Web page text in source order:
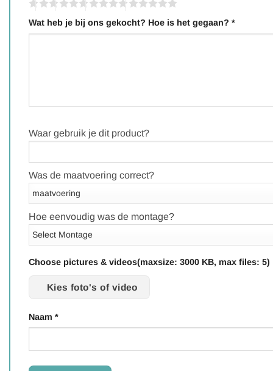
Wat heb je bij ons gekocht? Hoe is het gegaan? *
Waar gebruik je dit product?
Was de maatvoering correct?
Hoe eenvoudig was de montage?
Choose pictures & videos(maxsize: 3000 KB, max files: 5)
Kies foto's of video
Naam *